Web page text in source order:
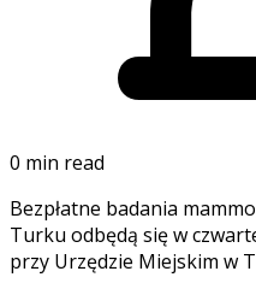
0 min read
Bezpłatne badania
Turku odbędą się w
przy Urzędzie Miejskim w